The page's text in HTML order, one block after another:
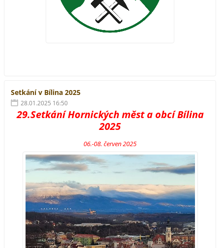
Setkání v Bílina 2025
28.01.2025 16:50
29.Setkání Hornických měst a obcí Bílina
2025
06.-08. červen 2025